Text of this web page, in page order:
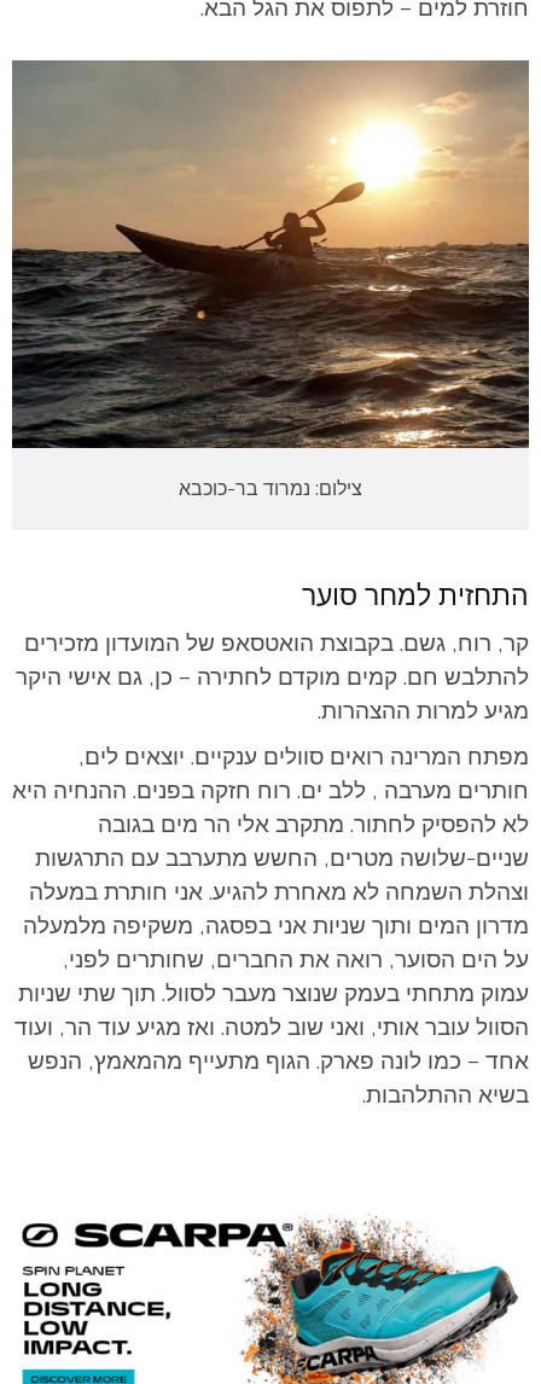
חוזרת למים – לתפוס את הגל הבא.
צילום: נמרוד בר-כוכבא
התחזית למחר סוער
קר, רוח, גשם. בקבוצת הואטסאפ של המועדון מזכירים
להתלבש חם. קמים מוקדם לחתירה – כן, גם אישי היקר
מגיע למרות ההצהרות.
מפתח המרינה רואים סוולים ענקיים. יוצאים לים,
חותרים מערבה , ללב ים. רוח חזקה בפנים. ההנחיה היא
לא להפסיק לחתור. מתקרב אלי הר מים בגובה
שניים-שלושה מטרים, החשש מתערבב עם התרגשות
וצהלת השמחה לא מאחרת להגיע. אני חותרת במעלה
מדרון המים ותוך שניות אני בפסגה, משקיפה מלמעלה
על הים הסוער, רואה את החברים, שחותרים לפני,
עמוק מתחתי בעמק שנוצר מעבר לסוול. תוך שתי שניות
הסוול עובר אותי, ואני שוב למטה. ואז מגיע עוד הר, ועוד
אחד – כמו לונה פארק. הגוף מתעייף מהמאמץ, הנפש
בשיא ההתלהבות.